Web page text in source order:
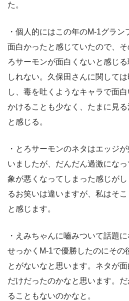
た。
・個人的にはこの年のM-1グラ
面白かったと感じていたので、
ろサーモンが面白くないと感じ
しれない。久保田さんに関して
し、毒を吐くようなキャラで面
かけることも少なく、たまに見
と感じる。
・とろサーモンのネタはエッジ
いましたが、だんだん過激にな
象が悪くなってしまった感じが
るお笑いは違いますが、私はそ
と感じます。
・えみちゃんに嚙みついて話題
せっかくM-1で優勝したのにその
とがないなと思います。ネタが
だけだったのかなと思います。
ることもないのかなと。